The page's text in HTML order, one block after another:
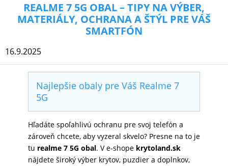
MOBIL
REALME 7 5G OBAL – TIPY NA VÝBER,
MATERIÁLY, OCHRANA A ŠTÝL PRE VÁŠ
SMARTFÓN
16.9.2025
Najlepšie obaly pre Váš Realme 7
5G
Hľadáte spoľahlivú ochranu pre svoj telefón a
zároveň chcete, aby vyzeral skvelo? Presne na to je
tu realme 7 5G obal. V e-shope krytoland.sk
nájdete široký výber krytov, puzdier a doplnkov,